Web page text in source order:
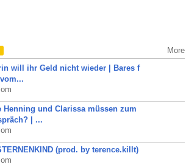
More
will ihr Geld nicht wieder | Bares f
Henning und Clarissa müssen zum
| ...
(prod. by terence.killt)